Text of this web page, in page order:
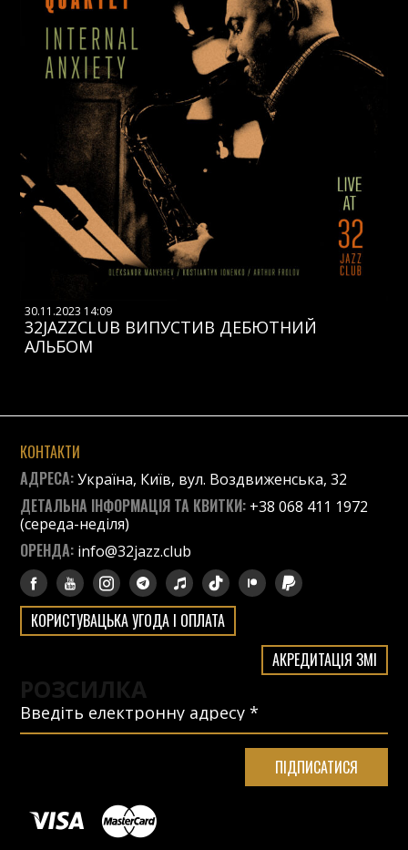
30.11.2023 14:09
32JAZZCLUB ВИПУСТИВ ДЕБЮТНИЙ
АЛЬБОМ
КОНТАКТИ
АДРЕСА:Україна, Київ, вул. Воздвиженська, 32
ДЕТАЛЬНА ІНФОРМАЦІЯ ТА КВИТКИ: +38 068 411 1972
(середа-неділя)
ОРЕНДА: info@32jazz.club
КОРИСТУВАЦЬКА УГОДА І ОПЛАТА
АКРЕДИТАЦІЯ ЗМІ
РОЗСИЛКА